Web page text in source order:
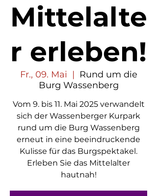
Mittelalte
r erleben!
Fr., 09. Mai
  |
Rund um die
Burg Wassenberg
Vom 9. bis 11. Mai 2025 verwandelt
sich der Wassenberger Kurpark
rund um die Burg Wassenberg
erneut in eine beeindruckende
Kulisse für das Burgspektakel.
Erleben Sie das Mittelalter
hautnah!